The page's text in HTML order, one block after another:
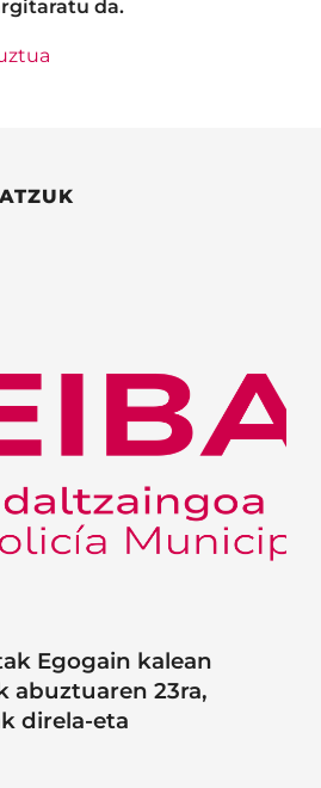
da.
Egogain kalean
abuztuaren 23ra,
direla-eta